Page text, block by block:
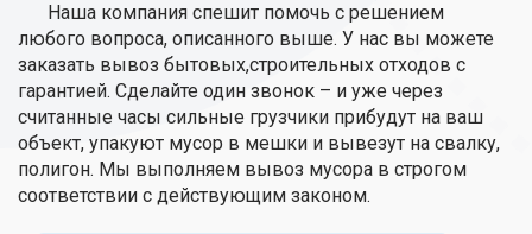
Наша компания спешит помочь с решением
любого вопроса, описанного выше. У нас вы можете
заказать вывоз бытовых,строительных отходов с
гарантией. Сделайте один звонок – и уже через
считанные часы сильные грузчики прибудут на ваш
объект, упакуют мусор в мешки и вывезут на свалку,
полигон. Мы выполняем вывоз мусора в строгом
соответствии с действующим законом.